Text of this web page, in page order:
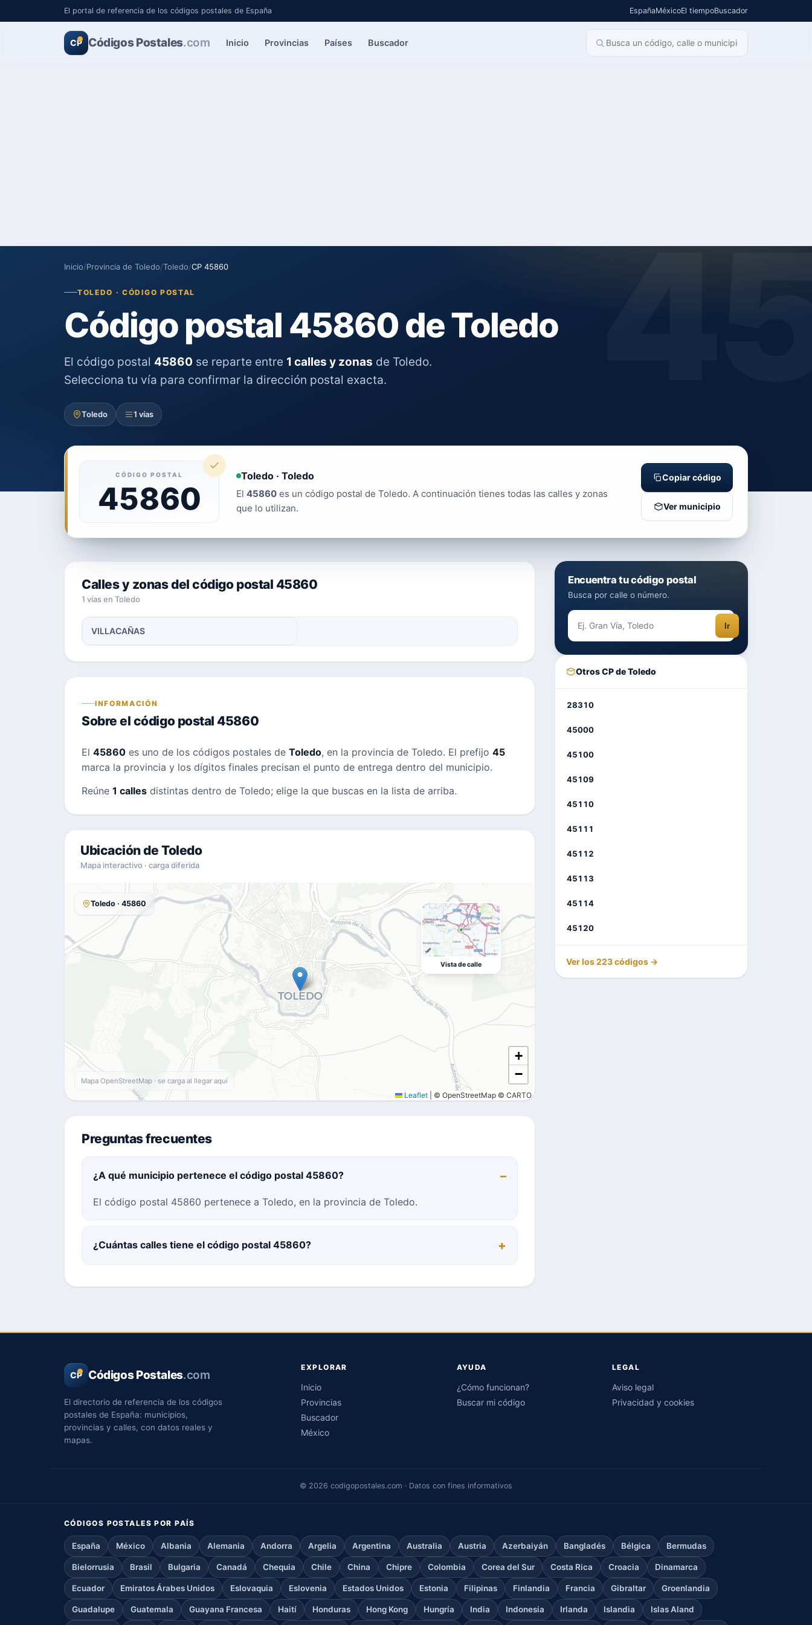
El portal de referencia de los códigos postales de España EspañaMéxicoEl tiempoBuscador
CP Códigos Postales.com Inicio Provincias Países Buscador
Inicio/Provincia de Toledo/Toledo/CP 45860
TOLEDO · CÓDIGO POSTAL
Código postal 45860 de Toledo
El código postal 45860 se reparte entre 1 calles y zonas de Toledo.
Selecciona tu vía para confirmar la dirección postal exacta.
Toledo 1 vías
CÓDIGO POSTAL
45860
Toledo · Toledo
El 45860 es un código postal de Toledo. A continuación tienes todas las calles y zonas
que lo utilizan.
Copiar código
Ver municipio
Calles y zonas del código postal 45860
1 vías en Toledo
VILLACAÑAS
INFORMACIÓN
Sobre el código postal 45860
El 45860 es uno de los códigos postales de Toledo, en la provincia de Toledo. El prefijo 45
marca la provincia y los dígitos finales precisan el punto de entrega dentro del municipio.
Reúne 1 calles distintas dentro de Toledo; elige la que buscas en la lista de arriba.
Ubicación de Toledo
Mapa interactivo · carga diferida
+
−
Leaflet © OpenStreetMap © CARTO
Toledo · 45860
Vista de calle
Mapa OpenStreetMap · se carga al llegar aquí
Preguntas frecuentes
¿A qué municipio pertenece el código postal 45860?
El código postal 45860 pertenece a Toledo, en la provincia de Toledo.
¿Cuántas calles tiene el código postal 45860?
Encuentra tu código postal
Busca por calle o número.
Ir
Otros CP de Toledo
28310
45000
45100
45109
45110
45111
45112
45113
45114
45120
Ver los 223 códigos →
CP Códigos Postales.com
El directorio de referencia de los códigos
postales de España: municipios,
provincias y calles, con datos reales y
mapas.
EXPLORAR
Inicio
Provincias
Buscador
México
AYUDA
¿Cómo funcionan?
Buscar mi código
LEGAL
Aviso legal
Privacidad y cookies
© 2026 codigopostales.com · Datos con fines informativos
CÓDIGOS POSTALES POR PAÍS
España México Albania Alemania Andorra Argelia Argentina Australia Austria Azerbaiyán Bangladés Bélgica Bermudas
Bielorrusia Brasil Bulgaria Canadá Chequia Chile China Chipre Colombia Corea del Sur Costa Rica Croacia Dinamarca
Ecuador Emiratos Árabes Unidos Eslovaquia Eslovenia Estados Unidos Estonia Filipinas Finlandia Francia Gibraltar Groenlandia
Guadalupe Guatemala Guayana Francesa Haití Honduras Hong Kong Hungría India Indonesia Irlanda Islandia Islas Aland